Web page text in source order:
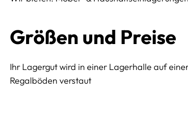
Größen und Preise
Ihr Lagergut wird in einer Lagerhalle auf
Regalböden verstaut